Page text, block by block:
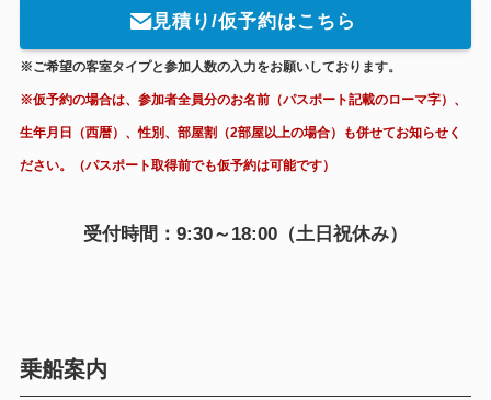
見積り/仮予約はこちら
※ご希望の客室タイプと参加人数の入力をお願いしております。
※仮予約の場合は、参加者全員分のお名前（パスポート記載のローマ字）、
生年月日（西暦）、性別、部屋割（2部屋以上の場合）も併せてお知らせく
ださい。（パスポート取得前でも仮予約は可能です）
受付時間：9:30～18:00（土日祝休み）
乗船案内